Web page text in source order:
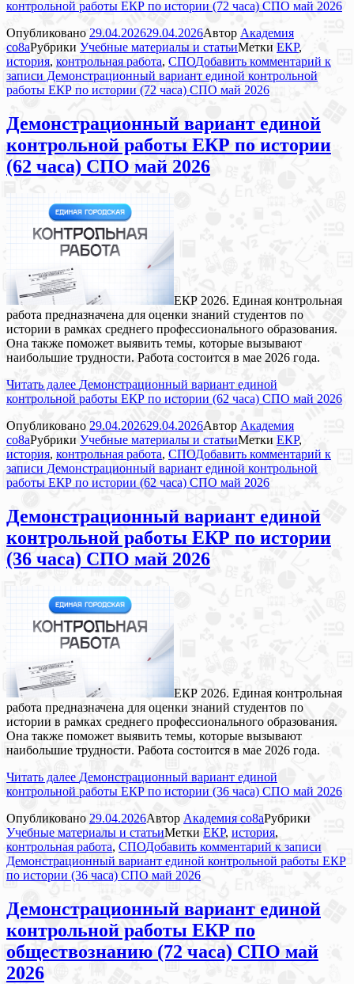
контрольной работы ЕКР по истории (72 часа) СПО май 2026
Опубликовано 29.04.202629.04.2026Автор Академия
co8aРубрики Учебные материалы и статьиМетки ЕКР,
история, контрольная работа, СПОДобавить комментарий к
записи Демонстрационный вариант единой контрольной
работы ЕКР по истории (72 часа) СПО май 2026
Демонстрационный вариант единой
контрольной работы ЕКР по истории
(62 часа) СПО май 2026
ЕКР 2026. Единая контрольная
работа предназначена для оценки знаний студентов по
истории в рамках среднего профессионального образования.
Она также поможет выявить темы, которые вызывают
наибольшие трудности. Работа состоится в мае 2026 года.
Читать далее Демонстрационный вариант единой
контрольной работы ЕКР по истории (62 часа) СПО май 2026
Опубликовано 29.04.202629.04.2026Автор Академия
co8aРубрики Учебные материалы и статьиМетки ЕКР,
история, контрольная работа, СПОДобавить комментарий к
записи Демонстрационный вариант единой контрольной
работы ЕКР по истории (62 часа) СПО май 2026
Демонстрационный вариант единой
контрольной работы ЕКР по истории
(36 часа) СПО май 2026
ЕКР 2026. Единая контрольная
работа предназначена для оценки знаний студентов по
истории в рамках среднего профессионального образования.
Она также поможет выявить темы, которые вызывают
наибольшие трудности. Работа состоится в мае 2026 года.
Читать далее Демонстрационный вариант единой
контрольной работы ЕКР по истории (36 часа) СПО май 2026
Опубликовано 29.04.2026Автор Академия co8aРубрики
Учебные материалы и статьиМетки ЕКР, история,
контрольная работа, СПОДобавить комментарий к записи
Демонстрационный вариант единой контрольной работы ЕКР
по истории (36 часа) СПО май 2026
Демонстрационный вариант единой
контрольной работы ЕКР по
обществознанию (72 часа) СПО май
2026